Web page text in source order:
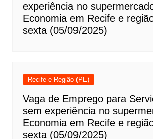
experiência no
Economia em Recife e
sexta (05/09/2025)
Recife e Região (PE)
Vaga de Emprego para
sem experiência no
Economia em Recife e
sexta (05/09/2025)